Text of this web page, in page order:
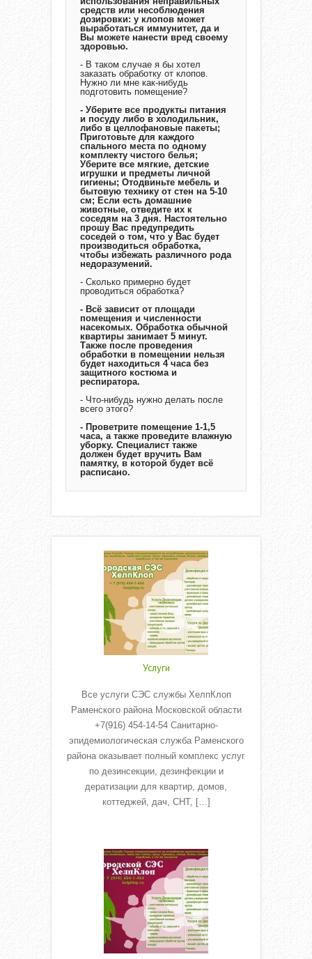
средств или несоблюдения
дозировки: у клопов может
выработаться иммунитет, да и
Вы можете нанести вред своему
здоровью.
- В таком случае я бы хотел
заказать обработку от клопов.
Нужно ли мне как-нибудь
подготовить помещение?
- Уберите все продукты питания
и посуду либо в холодильник,
либо в целлофановые пакеты;
Приготовьте для каждого
спального места по одному
комплекту чистого белья;
Уберите все мягкие, детские
игрушки и предметы личной
гигиены; Отодвиньте мебель и
бытовую технику от стен на 5-10
см; Если есть домашние
животные, отведите их к
соседям на 3 дня. Настоятельно
прошу Вас предупредить
соседей о том, что у Вас будет
производиться обработка,
чтобы избежать различного рода
недоразумений.
- Сколько примерно будет
проводиться обработка?
- Всё зависит от площади
помещения и численности
насекомых. Обработка обычной
квартиры занимает 5 минут.
Также после проведения
обработки в помещении нельзя
будет находиться 4 часа без
защитного костюма и
респиратора.
- Что-нибудь нужно делать после
всего этого?
- Проветрите помещение 1-1,5
часа, а также проведите влажную
уборку. Специалист также
должен будет вручить Вам
памятку, в которой будет всё
расписано.
Услуги
Все услуги СЭС службы ХелпКлоп
Раменского района Московской области
+7(916) 454-14-54 Санитарно-
эпидемиологическая служба Раменского
района оказывает полный комплекс услуг
по дезинсекции, дезинфекции и
дератизации для квартир, домов,
коттеджей, дач, СНТ, […]